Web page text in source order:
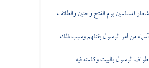
شعار المسلمين يوم الفتح وحنين والطائف
أسماء من أمر الرسول بقتلهم وسبب ذلك
طواف الرسول بالبيت وكلمته فيه